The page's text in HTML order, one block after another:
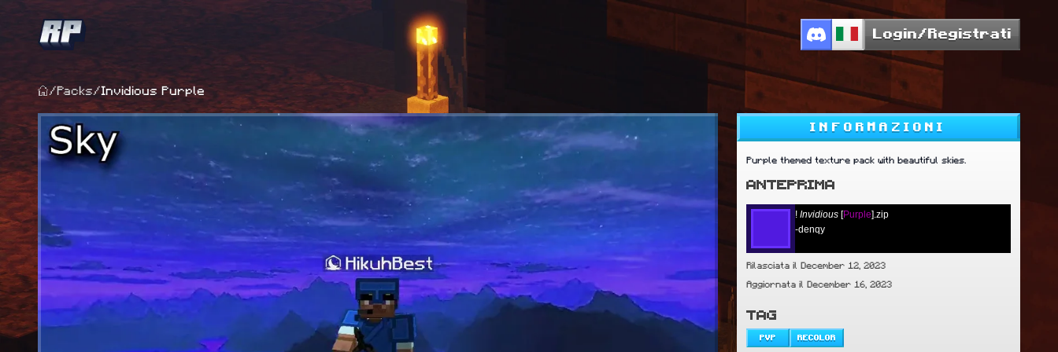
Login/Registrati
/ Packs/Invidious Purple
INFORMAZIONI
Purple themed texture pack with beautiful skies.
ANTEPRIMA
! Invidious [Purple].zip
-denqy
Rilasciata il December 12, 2023
Aggiornata il December 16, 2023
TAG
PVP RECOLOR